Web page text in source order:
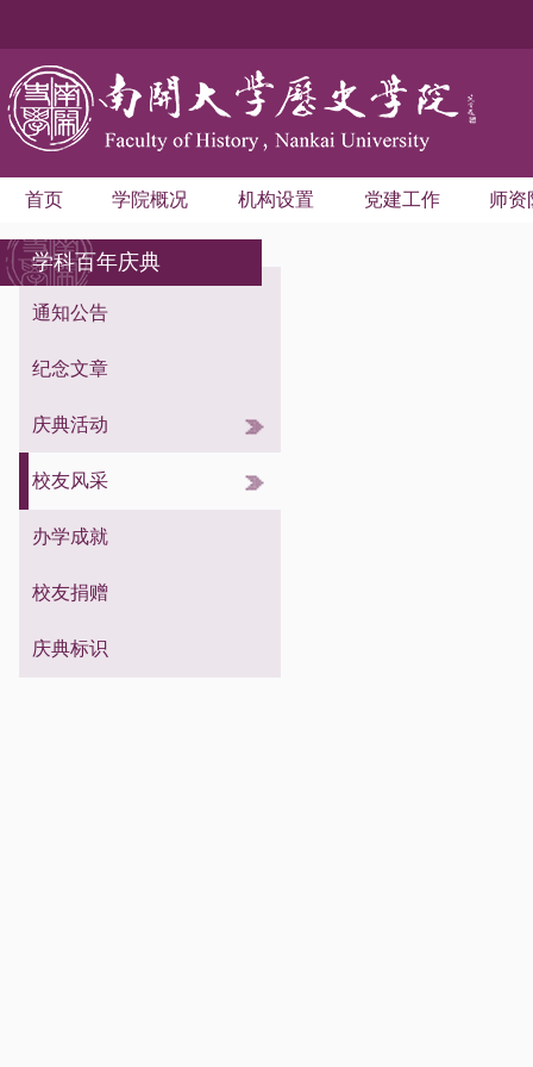
首页 学院概况 机构设置 党建工作 师资
学科百年庆典
通知公告
纪念文章
庆典活动
学术活动
校友活动
综合活动
校友风采
校友信息
本科生
硕士生
博士生
留学生
专科生
进修生
校友祝福
办学成就
校友捐赠
庆典标识